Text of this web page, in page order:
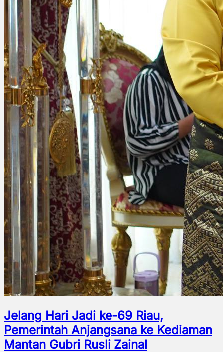
Jelang Hari Jadi ke-69 Riau,
Pemerintah Anjangsana ke Kediaman
Mantan Gubri Rusli Zainal